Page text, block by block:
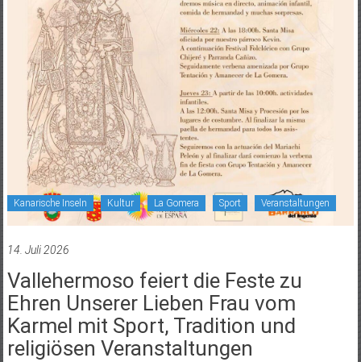
Kanarische Inseln Kultur La Gomera Sport Veranstaltungen
14. Juli 2026
Vallehermoso feiert die Feste zu
Ehren Unserer Lieben Frau vom
Karmel mit Sport, Tradition und
religiösen Veranstaltungen